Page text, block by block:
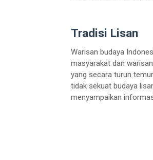
Tradisi Lisan
Warisan budaya
masyarakat dan
yang secara turun
tidak sekuat budaya
menyampaikan